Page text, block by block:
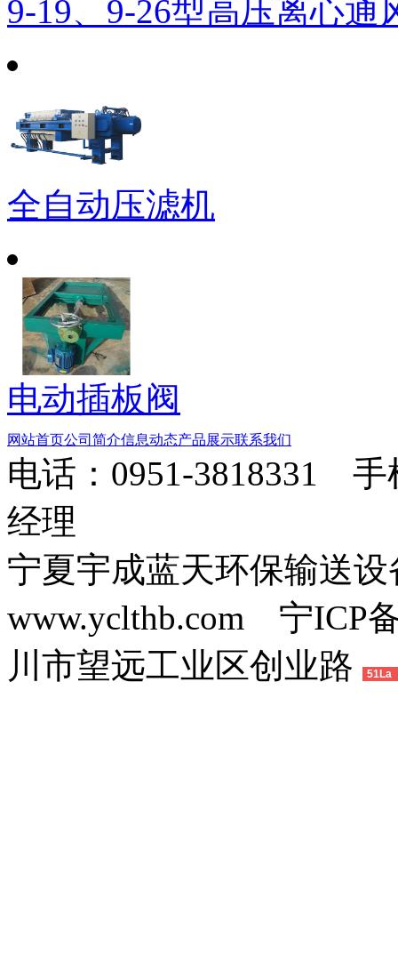
9-19、9-26型高压离心通
全自动压滤机
电动插板阀
网站首页公司简介信息动态产品展示联系我们
电话：0951-3818331 手
经理
宁夏宇成蓝天环保输送
www.yclthb.com 宁ICP
川市望远工业区创业路
51La